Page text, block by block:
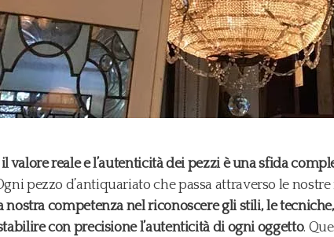
valore reale e l’autenticità dei pezzi è una sfida
pezzo d’antiquariato che passa attraverso le
nostra competenza nel riconoscere gli stili, le
con precisione l’autenticità di ogni oggetto.